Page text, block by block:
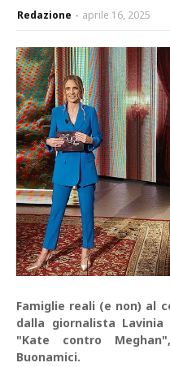
Redazione aprile 16, 2025
Famiglie reali (e non) al
dalla giornalista
"Kate contro
Buonamici.